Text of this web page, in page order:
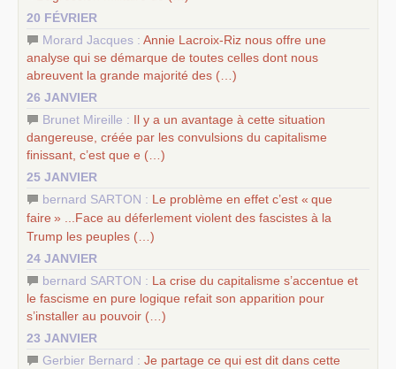
20 FÉVRIER
Morard Jacques : Annie Lacroix-Riz nous offre une
analyse qui se démarque de toutes celles dont nous
abreuvent la grande majorité des (…)
26 JANVIER
Brunet Mireille : Il y a un avantage à cette situation
dangereuse, créée par les convulsions du capitalisme
finissant, c’est que e (…)
25 JANVIER
bernard SARTON : Le problème en effet c’est « que
faire » ...Face au déferlement violent des fascistes à la
Trump les peuples (…)
24 JANVIER
bernard SARTON : La crise du capitalisme s’accentue et
le fascisme en pure logique refait son apparition pour
s’installer au pouvoir (…)
23 JANVIER
Gerbier Bernard : Je partage ce qui est dit dans cette